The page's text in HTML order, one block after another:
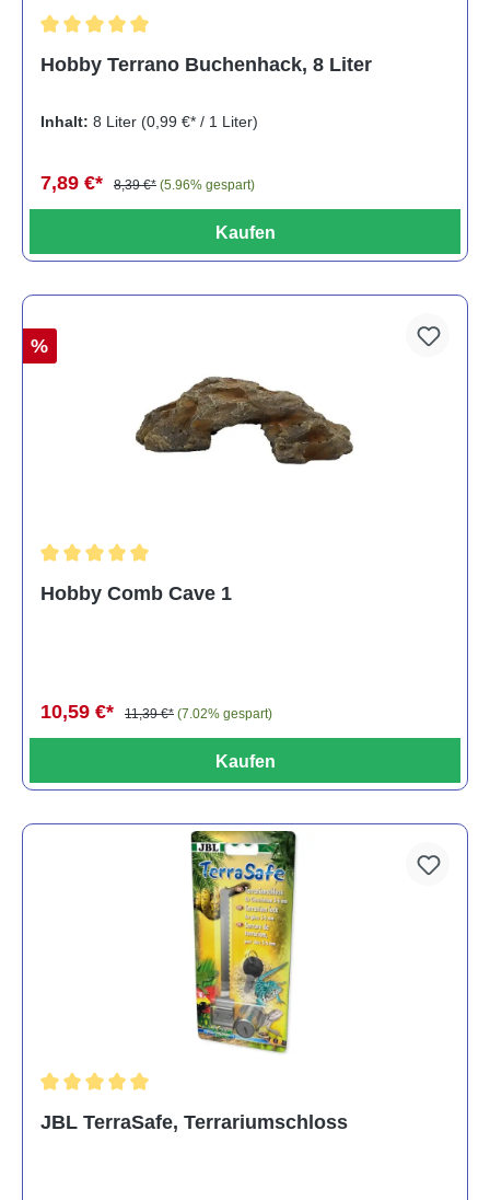
Hobby Terrano Buchenhack, 8 Liter
Inhalt: 8 Liter (0,99 €* / 1 Liter)
7,89 €* 8,39 €* (5.96% gespart)
Kaufen
%
Hobby Comb Cave 1
10,59 €* 11,39 €* (7.02% gespart)
Kaufen
JBL TerraSafe, Terrariumschloss